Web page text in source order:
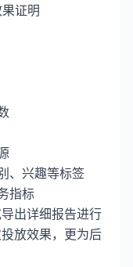
证明
、兴趣等标签
指标
出详细报告进行
放效果，更为后